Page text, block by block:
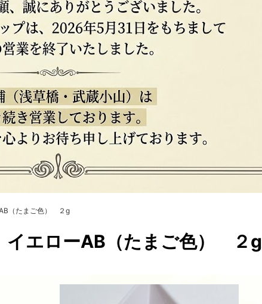
（たまご色） ２g
エローAB（たまご色） ２g